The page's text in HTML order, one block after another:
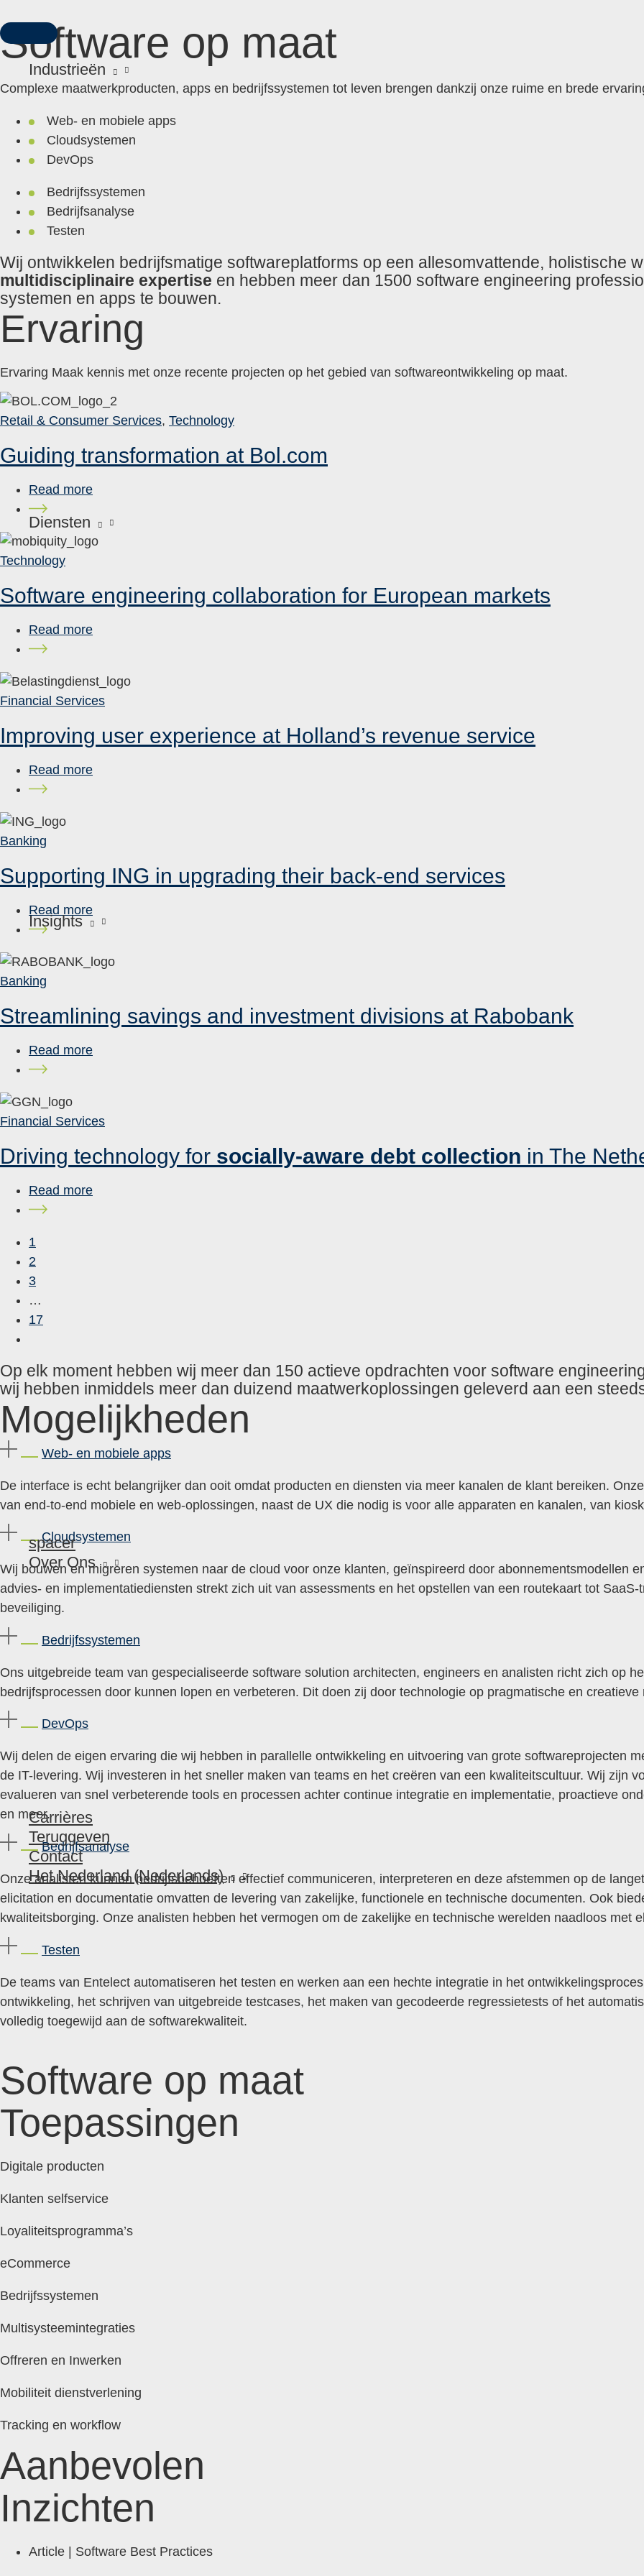
naar
de
inhoud
HOOFDMENU
Industrieën
MENU
Diensten
Insights
spacer
Over Ons
MENU
Carrières
Teruggeven
Contact
Het Nederland (Nederlands)
MENU
SCHAKELEN
Software op maat
Complexe maatwerkproducten, apps en bedrijfssystemen tot leven brengen dankzij onze ruime en brede
Web- en mobiele apps
Cloudsystemen
DevOps
Bedrijfssystemen
Bedrijfsanalyse
Testen
Wij ontwikkelen bedrijfsmatige softwareplatforms op een allesomvattende, holistische
multidisciplinaire expertise en hebben meer dan 1500 software engineering
systemen en apps te bouwen.
Ervaring
Ervaring Maak kennis met onze recente projecten op het gebied van softwareontwikkeling op maat.
Retail & Consumer Services, Technology
Guiding transformation at Bol.com
Read more
Technology
Software engineering collaboration for European markets
Read more
Financial Services
Improving user experience at Holland’s revenue service
Read more
Banking
Supporting ING in upgrading their back-end services
Read more
Banking
Streamlining savings and investment divisions at Rabobank
Read more
Financial Services
Driving technology for socially-aware debt collection in The
Read more
1
2
3
…
17
Op elk moment hebben wij meer dan 150 actieve opdrachten voor software
wij hebben inmiddels meer dan duizend maatwerkoplossingen geleverd aan een
Mogelijkheden
Web- en mobiele apps
De interface is echt belangrijker dan ooit omdat producten en diensten via meer kanalen de klant bereiken.
van end-to-end mobiele en web-oplossingen, naast de UX die nodig is voor alle apparaten en kanalen, van
Cloudsystemen
Wij bouwen en migreren systemen naar de cloud voor onze klanten, geïnspireerd door abonnementsmodellen
advies- en implementatiediensten strekt zich uit van assessments en het opstellen van een routekaart tot
beveiliging.
Bedrijfssystemen
Ons uitgebreide team van gespecialiseerde software solution architecten, engineers en analisten richt zich op
bedrijfsprocessen door kunnen lopen en verbeteren. Dit doen zij door technologie op pragmatische en creatieve
DevOps
Wij delen de eigen ervaring die wij hebben in parallelle ontwikkeling en uitvoering van grote softwareprojecten
de IT-levering. Wij investeren in het sneller maken van teams en het creëren van een kwaliteitscultuur. Wij zijn
evalueren van snel verbeterende tools en processen achter continue integratie en implementatie, proactieve
en meer.
Bedrijfsanalyse
Onze analisten kunnen bedrijfsbehoeften effectief communiceren, interpreteren en deze afstemmen op de
elicitation en documentatie omvatten de levering van zakelijke, functionele en technische documenten. Ook
kwaliteitsborging. Onze analisten hebben het vermogen om de zakelijke en technische werelden naadloos met
Testen
De teams van Entelect automatiseren het testen en werken aan een hechte integratie in het
ontwikkeling, het schrijven van uitgebreide testcases, het maken van gecodeerde regressietests of het
volledig toegewijd aan de softwarekwaliteit.
Software op maat
Toepassingen
Digitale producten
Klanten selfservice
Loyaliteitsprogramma’s
eCommerce
Bedrijfssystemen
Multisysteemintegraties
Offreren en Inwerken
Mobiliteit dienstverlening
Tracking en workflow
Aanbevolen
Inzichten
Article | Software Best Practices